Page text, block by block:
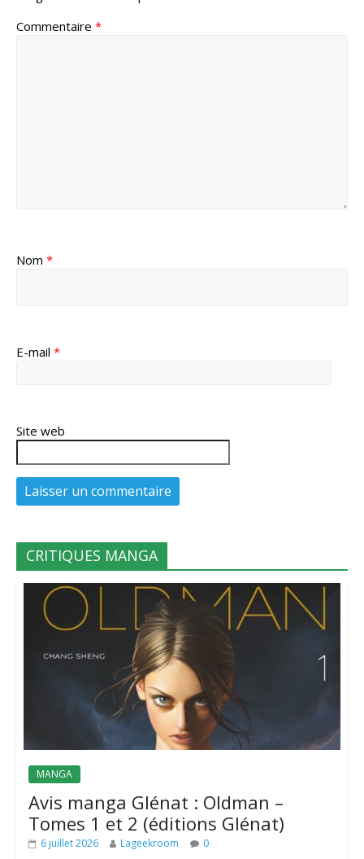
Commentaire *
Nom *
E-mail *
Site web
CRITIQUES MANGA
MANGA
Avis manga Glénat : Oldman –
Tomes 1 et 2 (éditions Glénat)
6 juillet 2026 Lageekroom 0